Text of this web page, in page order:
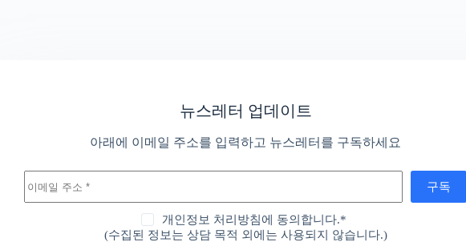
뉴스레터 업데이트
아래에 이메일 주소를 입력하고 뉴스레터를 구독하세요
구독
개인정보 처리방침에 동의합니다.*
(수집된 정보는 상담 목적 외에는 사용되지 않습니다.)